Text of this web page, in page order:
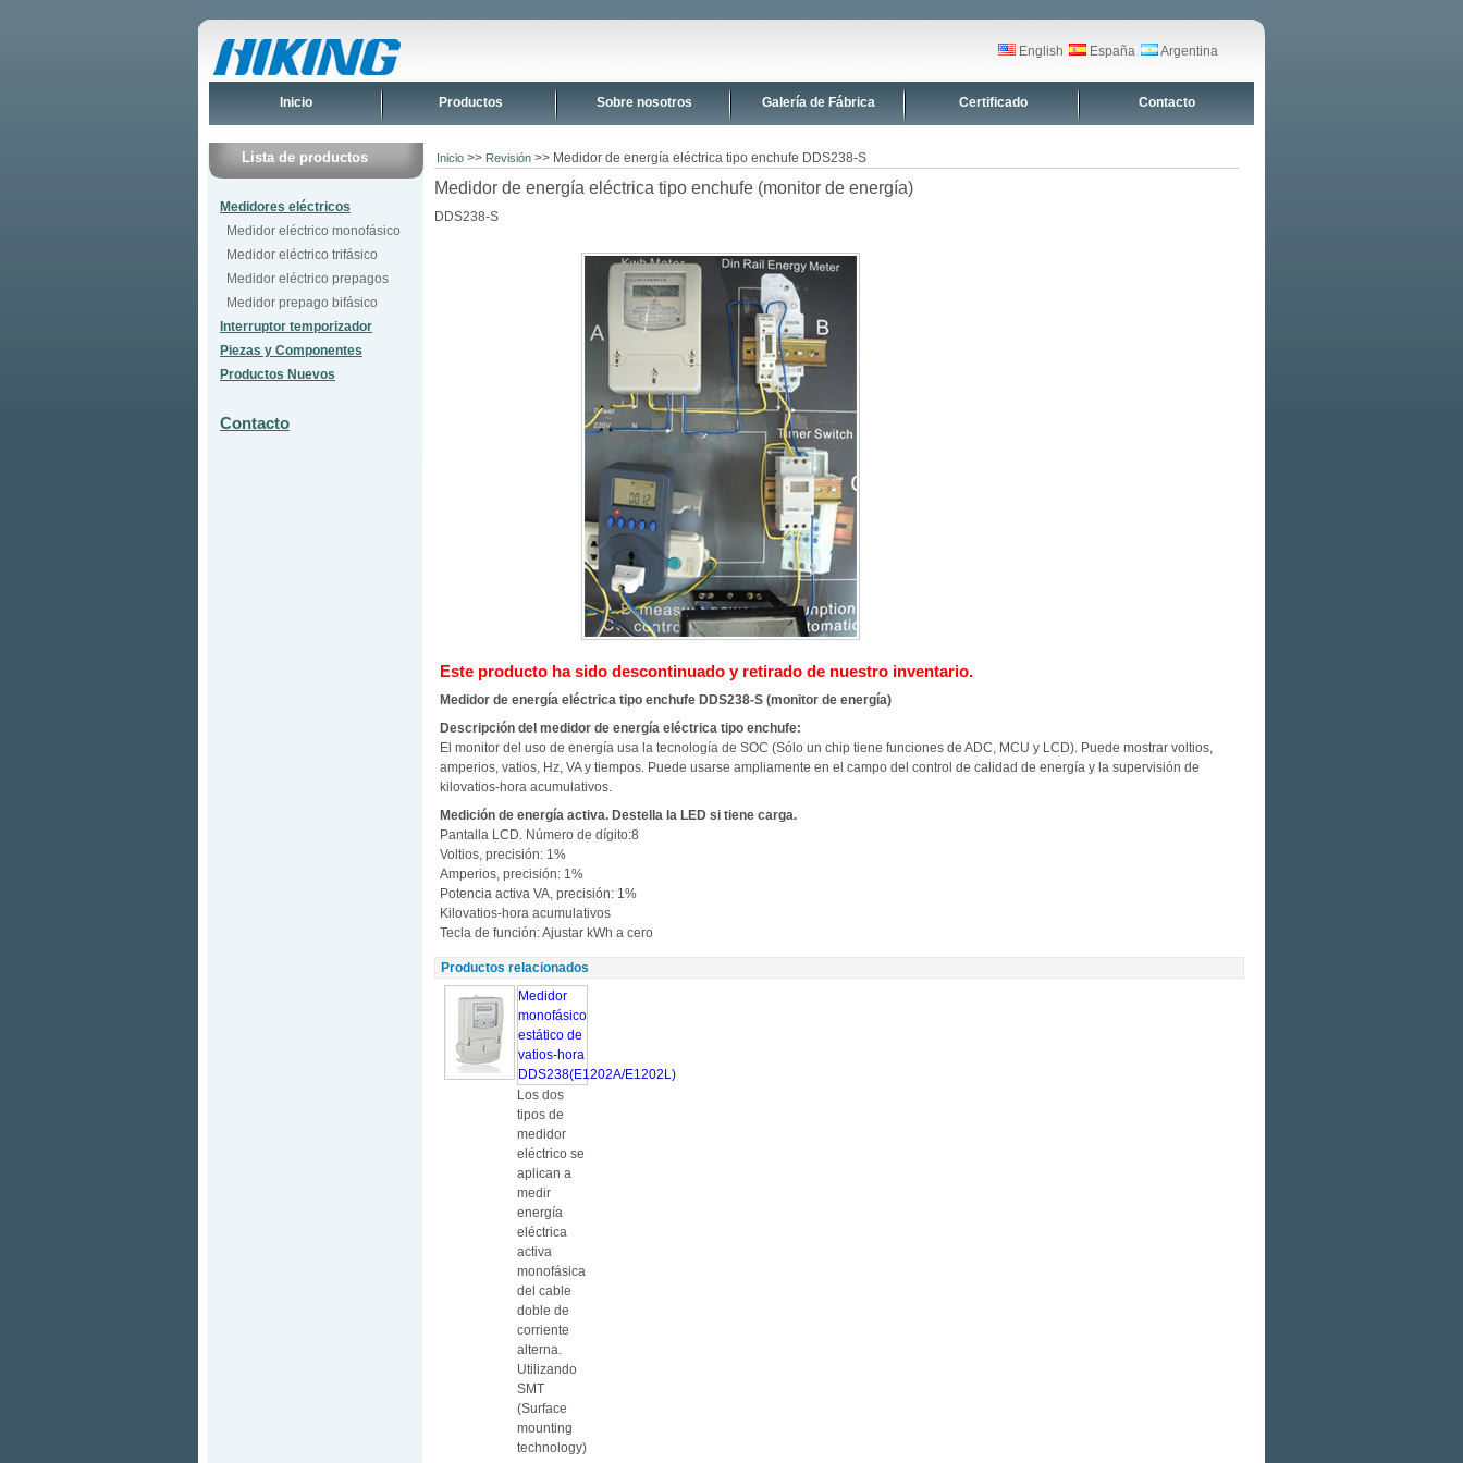
English España Argentina
Inicio Productos Sobre nosotros Galería de Fábrica Certificado Contacto
Lista de productos
Medidores eléctricos
Medidor eléctrico monofásico
Medidor eléctrico trifásico
Medidor eléctrico prepagos
Medidor prepago bifásico
Interruptor temporizador
Piezas y Componentes
Productos Nuevos
Contacto
Inicio >> Revisión >> Medidor de energía eléctrica tipo enchufe DDS238-S
Medidor de energía eléctrica tipo enchufe (monitor de energía)
DDS238-S
Este producto ha sido descontinuado y retirado de nuestro inventario.
Medidor de energía eléctrica tipo enchufe DDS238-S (monitor de energía)
Descripción del medidor de energía eléctrica tipo enchufe:
El monitor del uso de energía usa la tecnología de SOC (Sólo un chip tiene funciones de ADC, MCU y LCD). Puede mostrar voltios,
amperios, vatios, Hz, VA y tiempos. Puede usarse ampliamente en el campo del control de calidad de energía y la supervisión de
kilovatios-hora acumulativos.
Medición de energía activa. Destella la LED si tiene carga.
Pantalla LCD. Número de dígito:8
Voltios, precisión: 1%
Amperios, precisión: 1%
Potencia activa VA, precisión: 1%
Kilovatios-hora acumulativos
Tecla de función: Ajustar kWh a cero
Productos relacionados
Medidor
monofásico
estático de
vatios-hora
DDS238(E1202A/E1202L)
Los dos
tipos de
medidor
eléctrico se
aplican a
medir
energía
eléctrica
activa
monofásica
del cable
doble de
corriente
alterna.
Utilizando
SMT
(Surface
mounting
technology)